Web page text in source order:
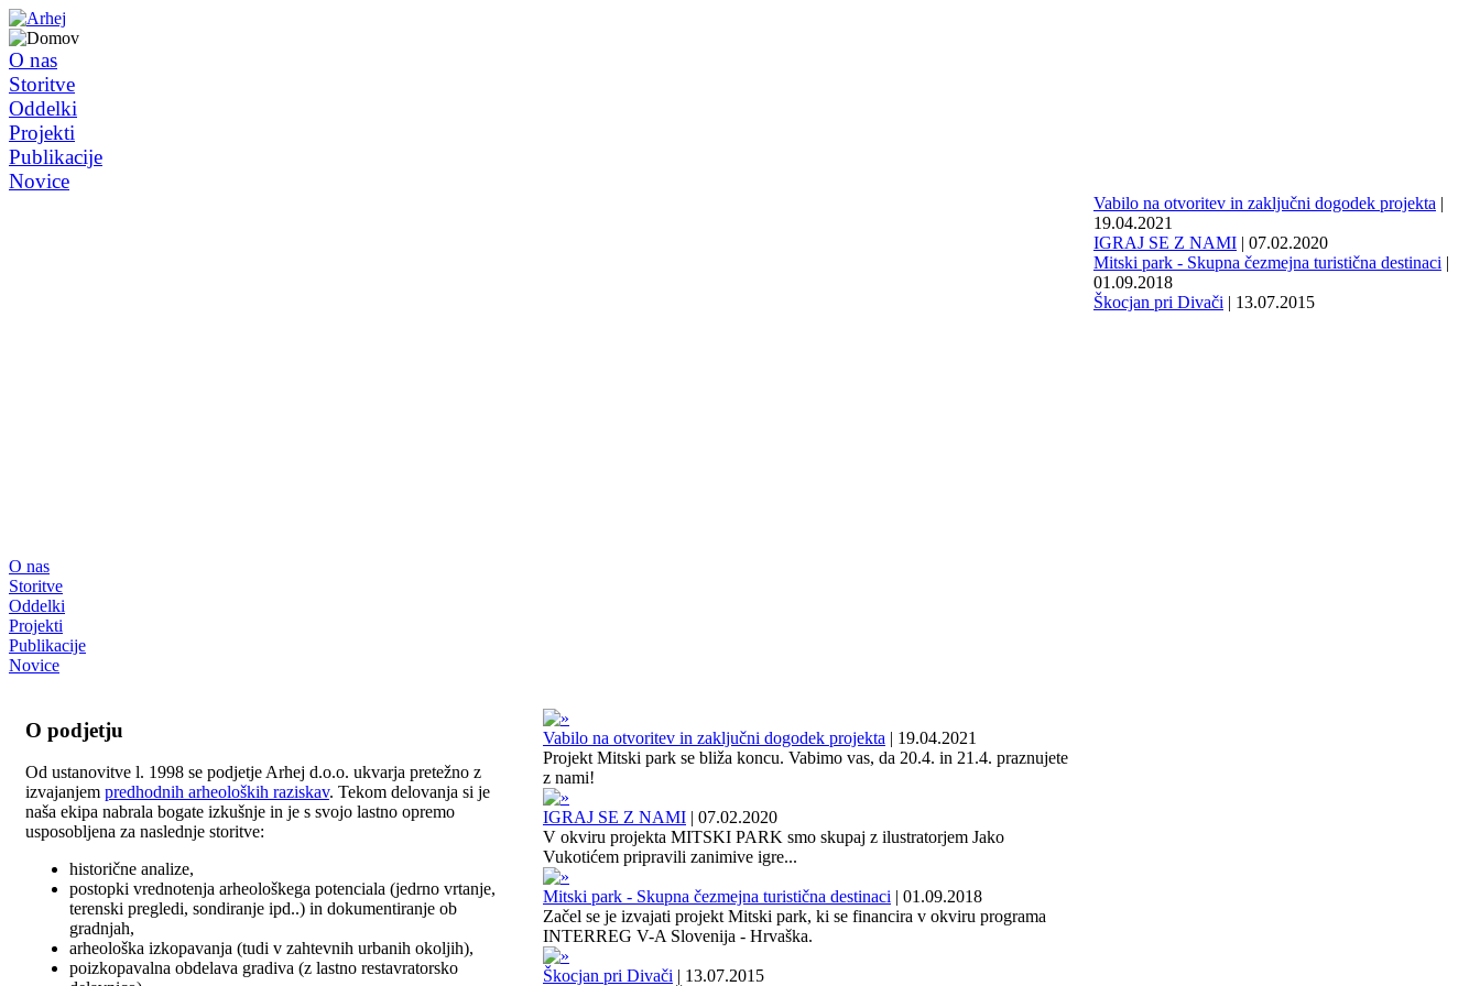
O nas
Storitve
Oddelki
Projekti
Publikacije
Novice
O nas
Storitve
Oddelki
Projekti
Publikacije
Novice
Vabilo na otvoritev in zaključni dogodek projekta |
19.04.2021
IGRAJ SE Z NAMI | 07.02.2020
Mitski park - Skupna čezmejna turistična destinaci |
01.09.2018
Škocjan pri Divači | 13.07.2015
O podjetju
Od ustanovitve l. 1998 se podjetje Arhej d.o.o. ukvarja pretežno z
izvajanjem predhodnih arheoloških raziskav. Tekom delovanja si je
naša ekipa nabrala bogate izkušnje in je s svojo lastno opremo
usposobljena za naslednje storitve:
historične analize,
postopki vrednotenja arheološkega potenciala (jedrno vrtanje,
terenski pregledi, sondiranje ipd..) in dokumentiranje ob
gradnjah,
arheološka izkopavanja (tudi v zahtevnih urbanih okoljih),
poizkopavalna obdelava gradiva (z lastno restavratorsko
Vabilo na otvoritev in zaključni dogodek projekta | 19.04.2021
Projekt Mitski park se bliža koncu. Vabimo vas, da 20.4. in 21.4. praznujete
z nami!
IGRAJ SE Z NAMI | 07.02.2020
V okviru projekta MITSKI PARK smo skupaj z ilustratorjem Jako
Vukotićem pripravili zanimive igre...
Mitski park - Skupna čezmejna turistična destinaci | 01.09.2018
Začel se je izvajati projekt Mitski park, ki se financira v okviru programa
INTERREG V-A Slovenija - Hrvaška.
Škocjan pri Divači | 13.07.2015